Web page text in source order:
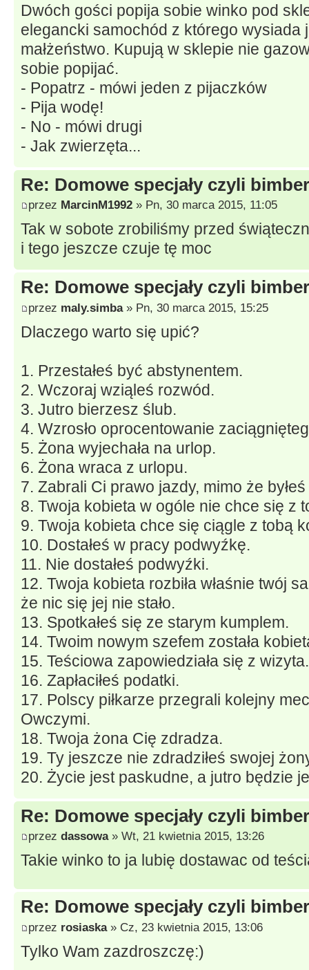
Dwóch gości popija sobie winko pod
elegancki samochód z którego wysiada
małżeństwo. Kupują w sklepie nie
sobie popijać.
- Popatrz - mówi jeden z pijaczków
- Pija wodę!
- No - mówi drugi
- Jak zwierzęta...
Re: Domowe specjały czyli
przez MarcinM1992 » Pn, 30 marca 2015, 11:05
Tak w sobote zrobiliśmy przed
i tego jeszcze czuje tę moc
Re: Domowe specjały czyli
przez maly.simba» Pn, 30 marca 2015, 15:25
Dlaczego warto się upić?
1. Przestałeś być abstynentem.
2. Wczoraj wziąleś rozwód.
3. Jutro bierzesz ślub.
4. Wzrosło oprocentowanie
5. Żona wyjechała na urlop.
6. Żona wraca z urlopu.
7. Zabrali Ci prawo jazdy, mimo że
8. Twoja kobieta w ogóle nie chce się z
9. Twoja kobieta chce się ciągle z tobą
10. Dostałeś w pracy podwyźkę.
11. Nie dostałeś podwyźki.
12. Twoja kobieta rozbiła właśnie twój
że nic się jej nie stało.
13. Spotkałeś się ze starym kumplem.
14. Twoim nowym szefem została
15. Teściowa zapowiedziała się z wizyta.
16. Zapłaciłeś podatki.
17. Polscy piłkarze przegrali kolejny
Owczymi.
18. Twoja żona Cię zdradza.
19. Ty jeszcze nie zdradziłeś swojej
20. Życie jest paskudne, a jutro będzie
Re: Domowe specjały czyli
przez dassowa» Wt, 21 kwietnia 2015, 13:26
Takie winko to ja lubię dostawac od
Re: Domowe specjały czyli
przez rosiaska» Cz, 23 kwietnia 2015, 13:06
Tylko Wam zazdroszczę:)